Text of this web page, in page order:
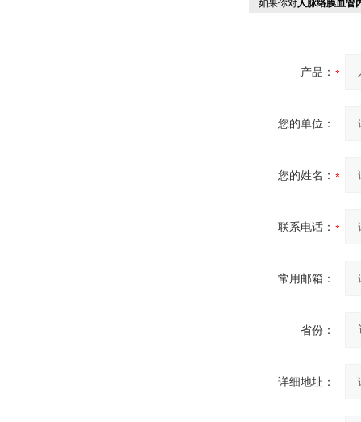
如果你对人脉络膜血管
产品：
您的单位：
您的姓名：
联系电话：
常用邮箱：
省份：
详细地址：